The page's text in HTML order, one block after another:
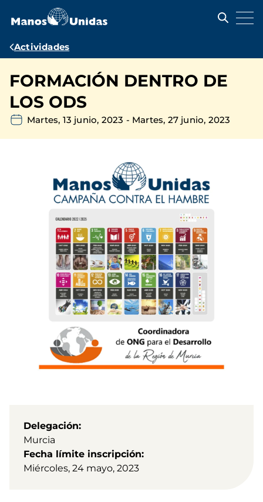
contenido
Ruta
navegación
Actividades
FORMACIÓN DENTRO DE
LOS ODS
Martes, 13 junio, 2023 - Martes, 27 junio, 2023
Delegación
Murcia
Fecha límite inscripción
Miércoles, 24 mayo, 2023